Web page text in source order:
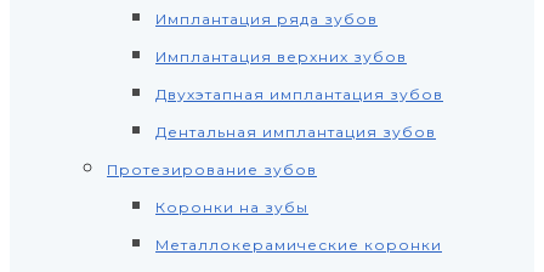
Имплантация ряда зубов
Имплантация верхних зубов
Двухэтапная имплантация зубов
Дентальная имплантация зубов
Протезирование зубов
Коронки на зубы
Металлокерамические коронки